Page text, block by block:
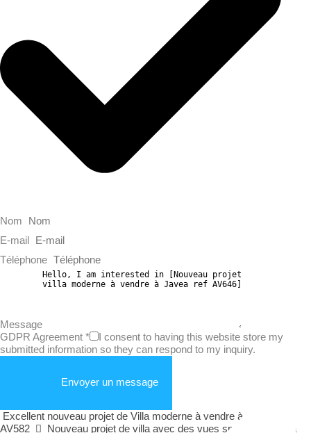
Nom
E-mail
Téléphone
Message
GDPR Agreement *
I consent to having this website store my
submitted information so they can respond to my inquiry.
Envoyer un message
Excellent nouveau projet de Villa moderne à vendre à Calpe ref
AV582
Nouveau projet de villa avec des vues spectaculaires à